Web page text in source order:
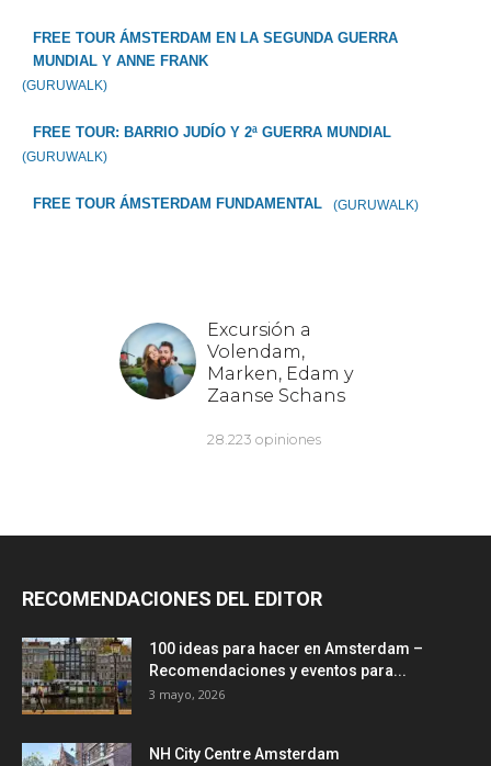
FREE TOUR ÁMSTERDAM EN LA SEGUNDA GUERRA
MUNDIAL Y ANNE FRANK
(GURUWALK)
FREE TOUR: BARRIO JUDÍO Y 2ª GUERRA MUNDIAL
(GURUWALK)
FREE TOUR ÁMSTERDAM FUNDAMENTAL (GURUWALK)
RECOMENDACIONES DEL EDITOR
100 ideas para hacer en Amsterdam –
Recomendaciones y eventos para...
3 mayo, 2026
NH City Centre Amsterdam